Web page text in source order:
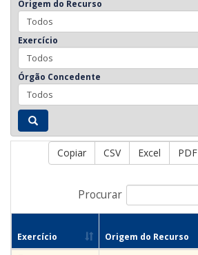
Origem do Recurso
Exercício
Órgão Concedente
Copiar CSV Excel PDF
Procurar
Exercício Origem do Recurso